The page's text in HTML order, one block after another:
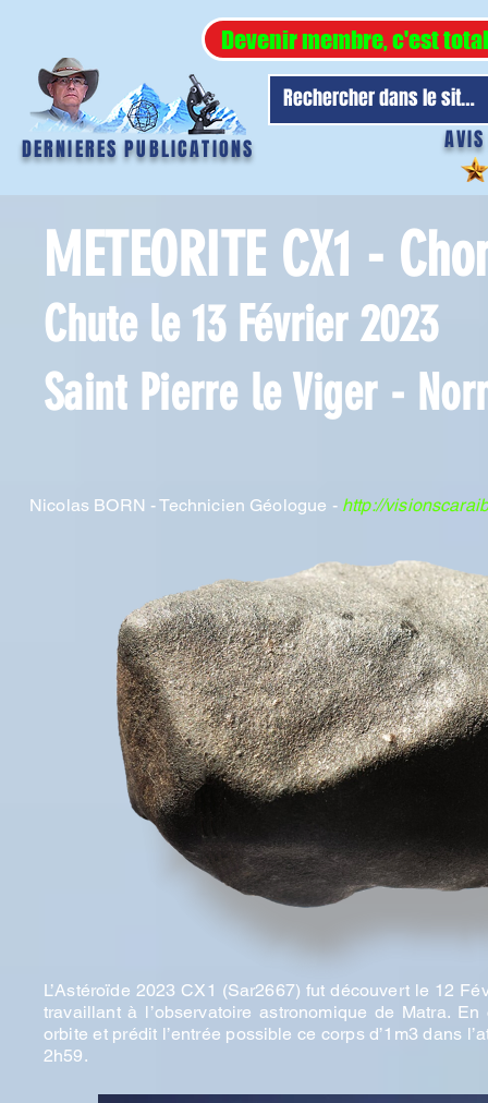
Devenir membre, c'est
DERNIERES PUBLICATIONS
METEORITECX1 -
Chute le 13 Février 2023
Saint Pierre le Viger -
Nicolas BORN - Technicien Géologue - http://
L’Astéroïde 2023 CX1 (Sar2667) fut découvert le 12
travaillant à l’observatoire astronomique de Matra.
orbite et prédit l’entrée possible ce corps d’1m3 dans
2h59.